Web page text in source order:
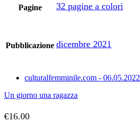
Pagine 32 pagine a colori
Pubblicazione dicembre 2021
culturalfemminile.com - 06.05.2022
Un giorno una ragazza
€16.00